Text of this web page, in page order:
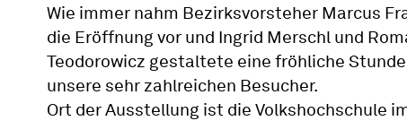
Wie immer nahm Bezirksvorsteher Marcus
die Eröffnung vor und Ingrid Merschl und
Teodorowicz gestaltete eine fröhliche
unsere sehr zahlreichen Besucher.
Ort der Ausstellung ist die Volkshochschule